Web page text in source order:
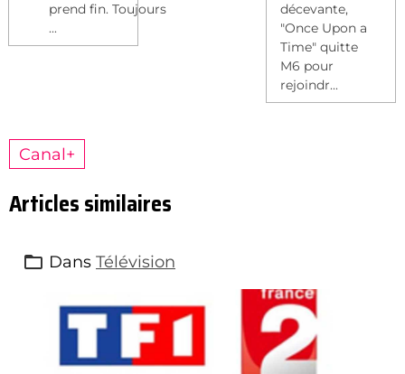
prend fin. Toujours
...
décevante,
"Once Upon a
Time" quitte
M6 pour
rejoindr...
Canal+
Articles similaires
Dans Télévision